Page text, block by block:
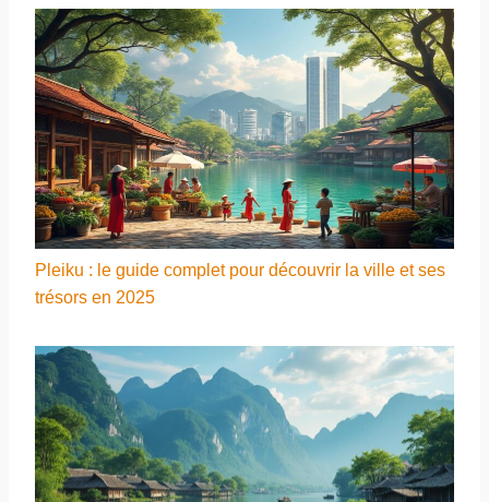
Pleiku : le guide complet pour découvrir la ville et ses
trésors en 2025